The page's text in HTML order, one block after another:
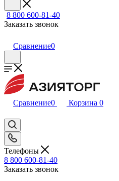
8 800 600-81-40
Заказать звонок
Сравнение0
Сравнение0 Корзина 0
Телефоны
8 800 600-81-40
Заказать звонок